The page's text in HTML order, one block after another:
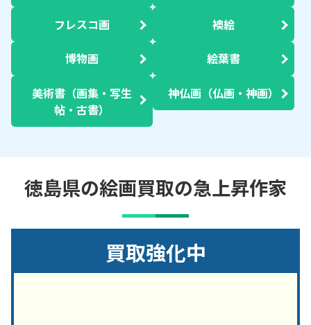
フレスコ画 襖絵
博物画 絵葉書
美術書（画集・写生
帖・古書）
神仏画（仏画・神画）
徳島県の絵画買取の急上昇作家
買取強化中